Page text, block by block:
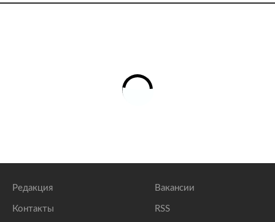
Редакция
Контакты
Вакансии
RSS